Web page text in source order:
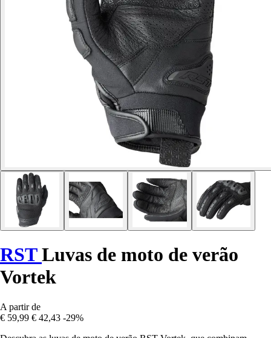
RSTLuvas de moto de verão
Vortek
A partir de
€ 59,99 € 42,43 -29%